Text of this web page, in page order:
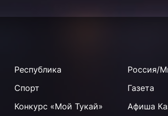
Республика Россия/
Спорт Газета
Конкурс «Мой Тукай» Афиша